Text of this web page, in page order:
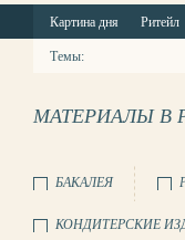
Картина дня Ритейл
Темы:
МАТЕРИАЛЫ В
БАКАЛЕЯ
КОНДИТЕРСКИЕ